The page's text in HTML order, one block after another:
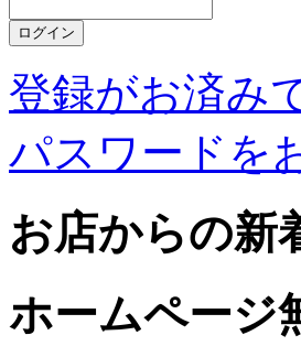
登録がお済み
パスワードを
お店からの新
ホームページ